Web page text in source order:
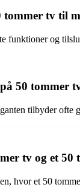
tv til
funktioner og
50 tommer
tilbyder ofte
tv og et 50
hvor et 50